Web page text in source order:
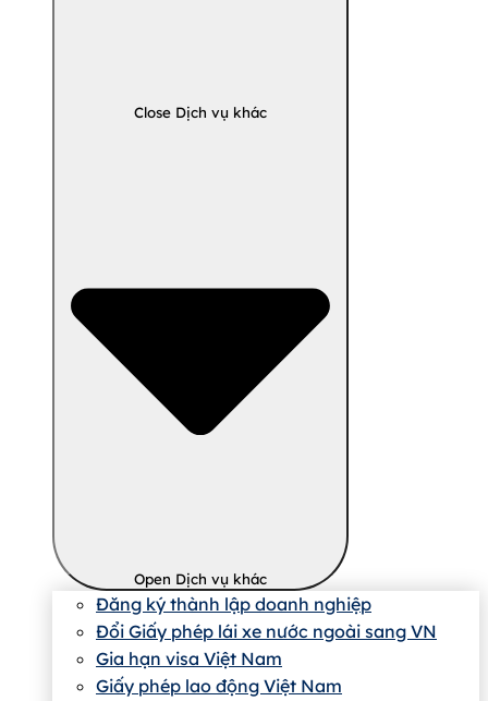
Close Dịch vụ khác
Open Dịch vụ khác
Đăng ký thành lập doanh nghiệp
Đổi Giấy phép lái xe nước ngoài sang VN
Gia hạn visa Việt Nam
Giấy phép lao động Việt Nam